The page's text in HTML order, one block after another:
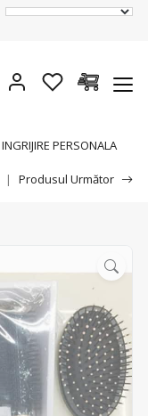
INGRIJIRE PERSONALA
| Produsul Următor